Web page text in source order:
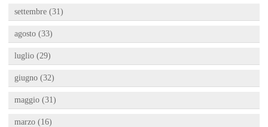
settembre (31)
agosto (33)
luglio (29)
giugno (32)
maggio (31)
marzo (16)